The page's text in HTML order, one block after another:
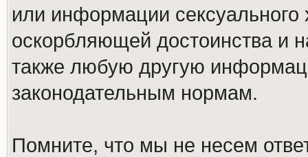
или информации
оскорбляющей достоинства и
также любую другую
законодательным нормам.
Помните, что мы не несем